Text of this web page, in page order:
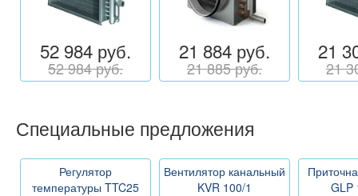
52 984 руб.
52 984 руб.
21 884 руб.
21 885 руб.
21
21
Специальные предложения
Регулятор
температуры TTC25
Вентилятор канальный
KVR 100/1
GLP